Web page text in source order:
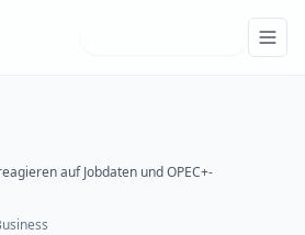
auf Jobdaten und OPEC+-